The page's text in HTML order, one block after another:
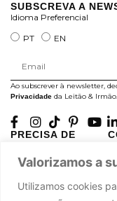
Valorizamos a
Utilizamos cookies
SUBSCREVA A
Idioma Preferencial
PT
EN
Ao subscrever à newsletter,
Privacidade da Leitão & Irmão.
PRECISA DE
A minha conta